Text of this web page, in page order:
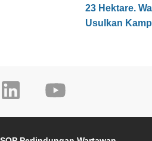
23 Hektare.
Usulkan